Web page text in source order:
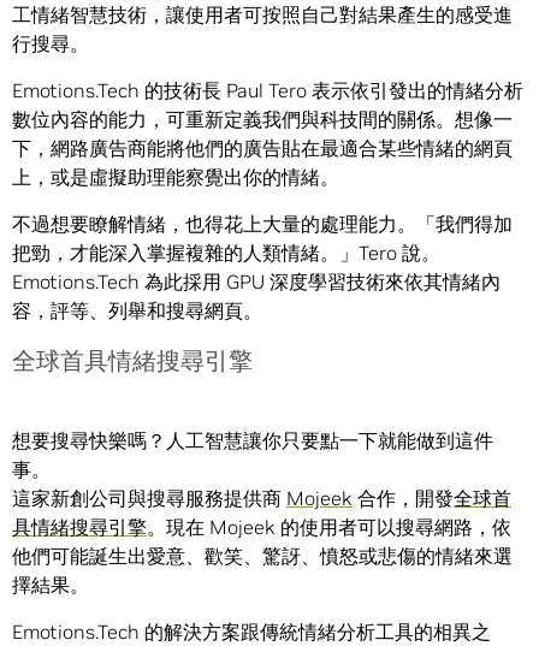
工情緒智慧技術，讓使用者可按照自己對結果產生的感受進
行搜尋。
Emotions.Tech 的技術長 Paul Tero 表示依引發出的情緒分析
數位內容的能力，可重新定義我們與科技間的關係。想像一
下，網路廣告商能將他們的廣告貼在最適合某些情緒的網頁
上，或是虛擬助理能察覺出你的情緒。
不過想要瞭解情緒，也得花上大量的處理能力。「我們得加
把勁，才能深入掌握複雜的人類情緒。」Tero 說。
Emotions.Tech 為此採用 GPU 深度學習技術來依其情緒內
容，評等、列舉和搜尋網頁。
全球首具情緒搜尋引擎
想要搜尋快樂嗎？人工智慧讓你只要點一下就能做到這件
事。
這家新創公司與搜尋服務提供商 Mojeek 合作，開發全球首
具情緒搜尋引擎。現在 Mojeek 的使用者可以搜尋網路，依
他們可能誕生出愛意、歡笑、驚訝、憤怒或悲傷的情緒來選
擇結果。
Emotions.Tech 的解決方案跟傳統情緒分析工具的相異之